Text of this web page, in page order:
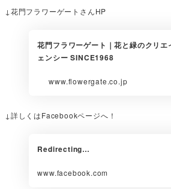
↓花門フラワーゲートさんHP
花門フラワーゲート｜花と緑のクリエ
ェンシー SINCE1968
www.flowergate.co.jp
↓詳しくはFacebookページへ！
Redirecting…
www.facebook.com